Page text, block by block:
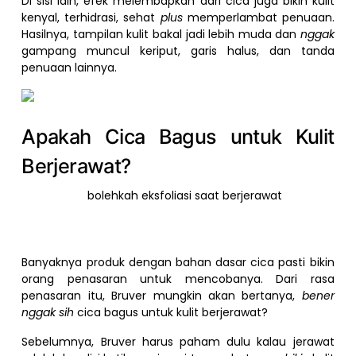
kenyal, terhidrasi, sehat plus memperlambat penuaan.
Hasilnya, tampilan kulit bakal jadi lebih muda dan nggak
gampang muncul keriput, garis halus, dan tanda
penuaan lainnya.
Apakah Cica Bagus untuk Kulit
Berjerawat?
Banyaknya produk dengan bahan dasar cica pasti bikin
orang penasaran untuk mencobanya. Dari rasa
penasaran itu, Bruver mungkin akan bertanya, bener
nggak sihcica bagus untuk kulit berjerawat?
Sebelumnya, Bruver harus paham dulu kalau jerawat